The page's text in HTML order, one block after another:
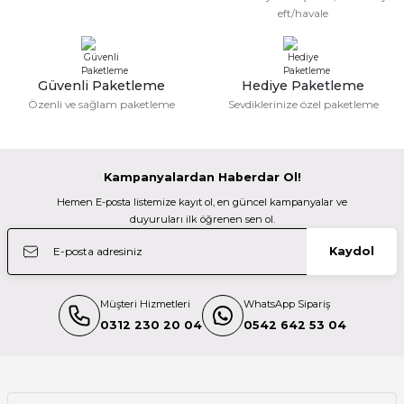
M... N... | 02/01/2026
Deneyimini Paylaş
Profoto 100982 Şemsiye Geçirgen XL - 165cm
Profoto
Profoto 100979 Şemsiye Geçirgen L - 130cm
16.739,98 TL
TÜKENDİ
Profoto
eft/havale
Güvenli Paketleme
Özenli ve sağlam paketleme
Hediye Paketleme
Sevdiklerinize özel paketleme
Kampanyalardan Haberdar Ol!
Hemen E-posta listemize kayıt ol, en güncel kampanyalar ve
duyuruları ilk öğrenen sen ol.
Kaydol
Müşteri Hizmetleri
0312 230 20 04
WhatsApp Sipariş
0542 642 53 04